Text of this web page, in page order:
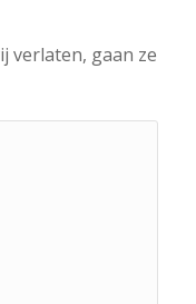
verlaten, gaan ze